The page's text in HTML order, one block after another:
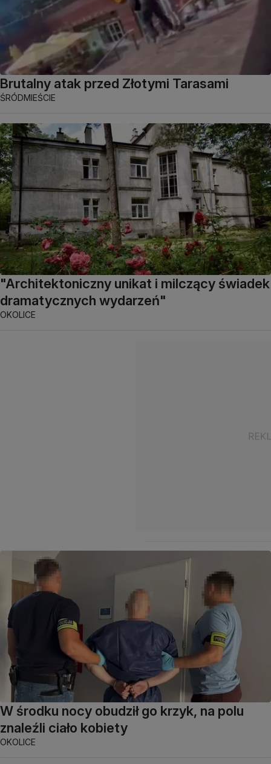
Brutalny atak przed Złotymi Tarasami
ŚRÓDMIEŚCIE
"Architektoniczny unikat i milczący świadek
dramatycznych wydarzeń"
OKOLICE
W środku nocy obudził go krzyk, na polu
znaleźli ciało kobiety
OKOLICE